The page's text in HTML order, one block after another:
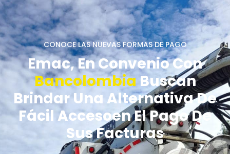
CONOCE LAS NUEVAS FORMAS DE PAGO
Emac, En Convenio Con
Bancolombia Buscan
Brindar Una Alternativa De
Fácil Accesoen El Pago De
Sus Facturas